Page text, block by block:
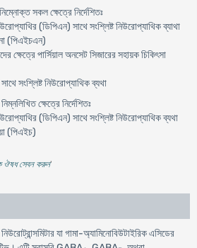
সকল ক্ষেত্রে নির্দেশিতঃ
(ডিপিএন) সাথে সংশ্লিষ্ট নিউরোপ্যাথিক ব্যাথা
(পিএইচএন)
ক্ষেত্রে পার্সিয়াল অনসেট সিজারের সহায়ক চিকিৎসা
সংশ্লিষ্ট নিউরোপ্যাথিক ব্যথা
ক্ষেত্রে নির্দেশিতঃ
(ডিপিএন) সাথে সংশ্লিষ্ট নিউরোপ্যাথিক ব্যথা
(পিএইচ)
ঔষধ সেবন করুন'
যা গামা-অ্যামিনোবিউটাইরিক এসিডের